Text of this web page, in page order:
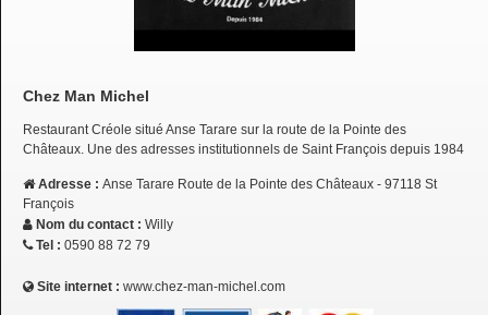
Chez Man Michel
Restaurant Créole situé Anse Tarare sur la route de la Pointe des
Châteaux. Une des adresses institutionnels de Saint François depuis 1984
Adresse : Anse Tarare Route de la Pointe des Châteaux - 97118 St
François
Nom du contact : Willy
Tel : 0590 88 72 79
Site internet : www.chez-man-michel.com